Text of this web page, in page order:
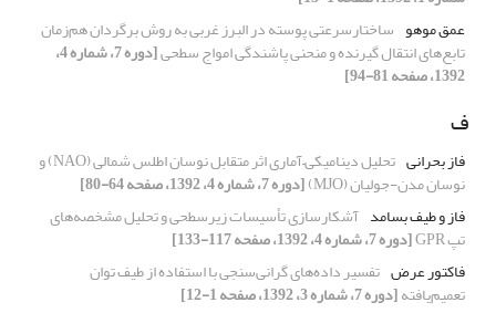
عمق موهو ساختارسرعتی پوسته در البرز غربی به روش برگردان هم‌زمان
تابع‌های انتقال گیرنده و منحنی پاشندگی امواج سطحی [دوره 7، شماره 4،
1392، صفحه 81-94]
ف
فاز بحرانی تحلیل دینامیکی‌–‌آماری اثر متقابل نوسان اطلس شمالی (NAO) و
نوسان مدن-جولیان (MJO)
[دوره 7، شماره 4، 1392، صفحه 64-80]
فاز و طیف بسامد آشکارسازی تأسیسات زیرسطحی و تحلیل مشخصه‌های
تپ GPR
[دوره 7، شماره 4، 1392، صفحه 117-133]
فاکتور عرض تفسیر داده‌‌های گرانی‌سنجی با استفاده از طیف توان
تعمیم‌یافته[دوره 7، شماره 3، 1392، صفحه 1-12]